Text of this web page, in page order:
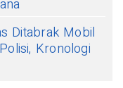
Ditabrak Mobil
Kronologi